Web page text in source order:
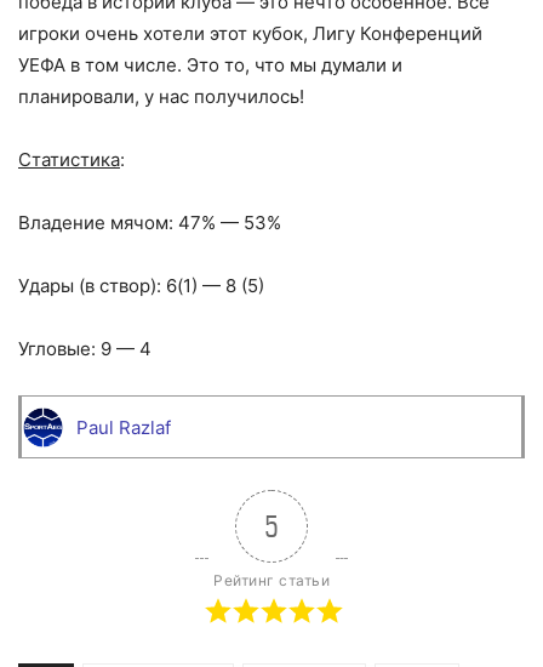
игроки очень хотели этот кубок, Лигу Конференций
УЕФА в том числе. Это то, что мы думали и
планировали, у нас получилось!
Статистика:
Владение мячом: 47% — 53%
Удары (в створ): 6(1) — 8 (5)
Угловые: 9 — 4
Paul Razlaf
5
Рейтинг статьи